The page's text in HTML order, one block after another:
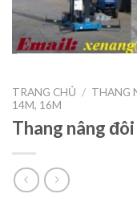
TRANG CHỦ / THANG
14M, 16M
Thang nâng